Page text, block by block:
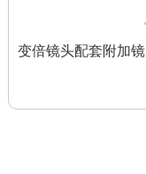
变倍镜头配套附加镜